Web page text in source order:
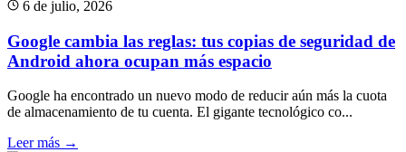
6 de julio, 2026
Google cambia las reglas: tus copias de seguridad de
Android ahora ocupan más espacio
Google ha encontrado un nuevo modo de reducir aún más la cuota
de almacenamiento de tu cuenta. El gigante tecnológico co...
Leer más →